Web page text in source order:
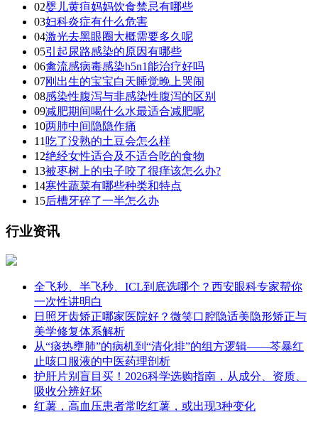
02婴儿黄疸妈妈饮食禁忌有哪些
03妇科炎症有什么危害
04激光去黑眼圈大概需要多久呢
05引起尿路感染的原因有哪些
06禽流感病毒感染h5n1能治疗好吗
07刚出生的宝宝白天睡觉晚上哭闹
08感染性腹泻与非感染性腹泻的区别
09减肥期间喝什么水最适合减肥呢
10两肺中间隐隐作痛
11 吃了没熟的土豆会怎么样
12绝经女性适合及不适合吃的食物
13被枣树上的虫子咬了很痒该怎么办?
14寒性蔬菜有哪些种类和特点
15后槽牙碎了一半怎么办
行业资讯
全飞秒、半飞秒、ICL到底选哪个？西安眼科专家帮你
一次性讲明白
日照牙齿矫正哪家医院好？微笑口腔隐适美隐形矫正与
美学修复体系解析
从“痰热壅肺”的病机到“清化排”的组方逻辑——芩暴红
止咳口服液的中医药理剖析
护肝片别盲目买！2026科学选购指南，从成分、资质、
吸收分辨好坏
红薯，高血压患者常吃红薯，或出现3种变化